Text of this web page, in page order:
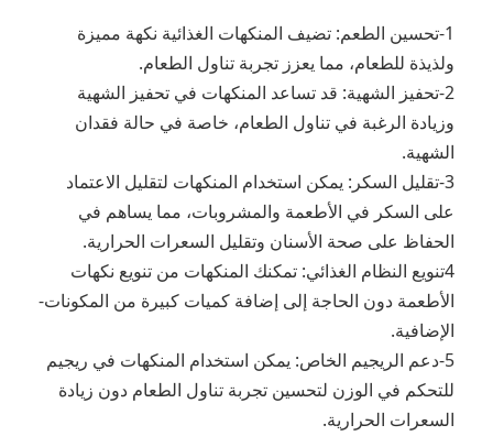
1-تحسين الطعم: تضيف المنكهات الغذائية نكهة مميزة
ولذيذة للطعام، مما يعزز تجربة تناول الطعام.
2-تحفيز الشهية: قد تساعد المنكهات في تحفيز الشهية
وزيادة الرغبة في تناول الطعام، خاصة في حالة فقدان
الشهية.
3-تقليل السكر: يمكن استخدام المنكهات لتقليل الاعتماد
على السكر في الأطعمة والمشروبات، مما يساهم في
الحفاظ على صحة الأسنان وتقليل السعرات الحرارية.
4تنويع النظام الغذائي: تمكنك المنكهات من تنويع نكهات
الأطعمة دون الحاجة إلى إضافة كميات كبيرة من المكونات-
الإضافية.
5-دعم الريجيم الخاص: يمكن استخدام المنكهات في ريجيم
للتحكم في الوزن لتحسين تجربة تناول الطعام دون زيادة
السعرات الحرارية.